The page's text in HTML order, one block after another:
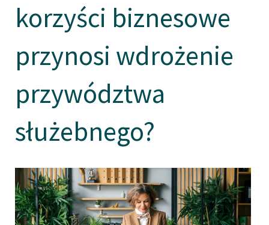
korzyści biznesowe
przynosi wdrożenie
przywództwa
służebnego?